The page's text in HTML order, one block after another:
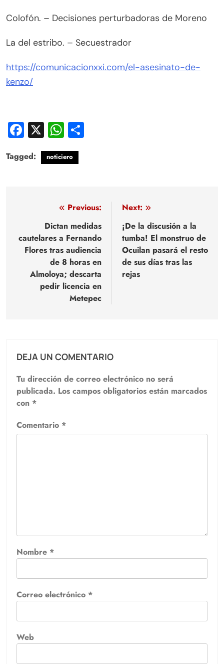
Colofón. – Decisiones perturbadoras de Moreno
La del estribo. – Secuestrador
https://comunicacionxxi.com/el-asesinato-de-
kenzo/
Facebook
X WhatsApp
Tagged: noticiero
Navegación
entradas
Previous:
Dictan medidas
cautelares a Fernando
Flores tras audiencia
de 8 horas en
Almoloya; descarta
pedir licencia en
Metepec
Next:
¡De la discusión a la
tumba! El monstruo de
Ocuilan pasará el resto
de sus días tras las
rejas
DEJA UN COMENTARIO
Tu dirección de correo electrónico no será
publicada. Los campos obligatorios están marcados
con *
Comentario *
Nombre *
Correo electrónico *
Web